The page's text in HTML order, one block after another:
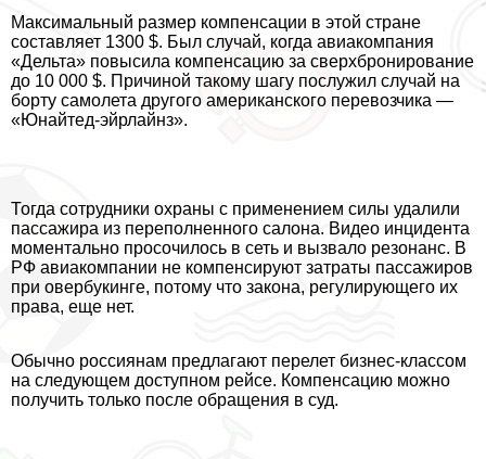
Максимальный размер компенсации в этой стране
составляет 1300 $. Был случай, когда авиакомпания
«Дельта» повысила компенсацию за сверхбронирование
до 10 000 $. Причиной такому шагу послужил случай на
борту самолета другого американского перевозчика —
«Юнайтед-эйрлайнз».
Тогда сотрудники охраны с применением силы удалили
пассажира из переполненного салона. Видео инцидента
моментально просочилось в сеть и вызвало резонанс. В
РФ авиакомпании не компенсируют затраты пассажиров
при овербукинге, потому что закона, регулирующего их
права, еще нет.
Обычно россиянам предлагают перелет бизнес-классом
на следующем доступном рейсе. Компенсацию можно
получить только после обращения в суд.